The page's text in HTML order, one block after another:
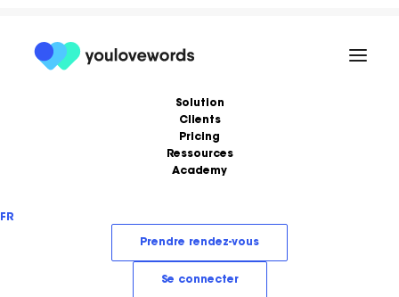
Solution
Clients
Pricing
Ressources
Love Stories
Academy
FR
Prendre rendez-vous
Se connecter